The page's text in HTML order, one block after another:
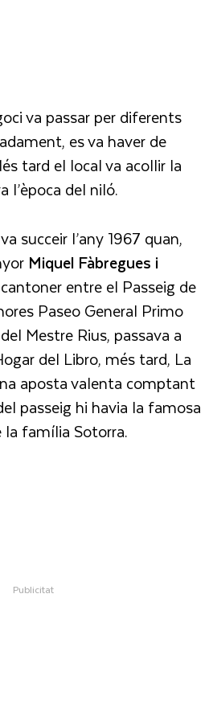
va passar per diferents
es va haver de
tard el local va acollir la
l’època del niló.
succeir l’any 1967 quan,
Miquel Fàbregues i
entre el Passeig de
Paseo General Primo
Mestre Rius, passava a
del Libro, més tard, La
aposta valenta comptant
passeig hi havia la famosa
la família Sotorra.